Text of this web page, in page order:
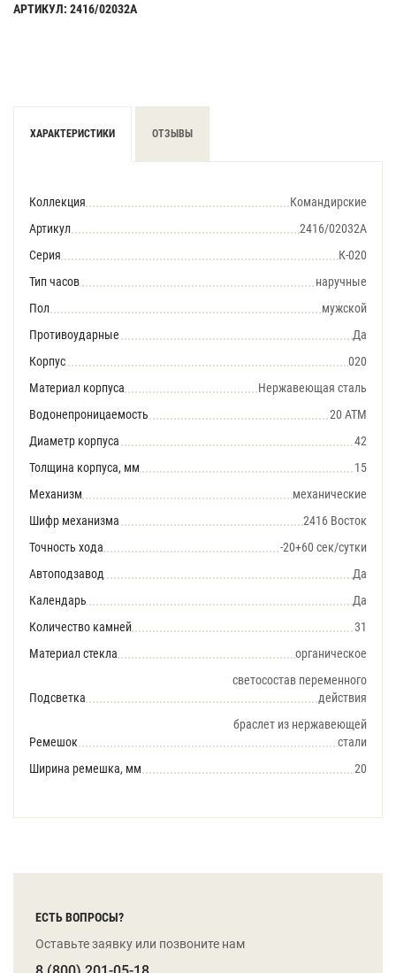
АРТИКУЛ: 2416/02032А
ХАРАКТЕРИСТИКИ ОТЗЫВЫ
Коллекция
Командирские
Артикул
2416/02032А
Серия
К-020
Тип часов
наручные
Пол
мужской
Противоударные
Да
Корпус
020
Материал корпуса
Нержавеющая сталь
Водонепроницаемость
20 АТМ
Диаметр корпуса
42
Толщина корпуса, мм
15
Механизм
механические
Шифр механизма
2416 Восток
Точность хода
-20+60 сек/сутки
Автоподзавод
Да
Календарь
Да
Количество камней
31
Материал стекла
органическое
Подсветка
светосостав переменного
действия
Ремешок
браслет из нержавеющей
стали
Ширина ремешка, мм
20
ЕСТЬ ВОПРОСЫ?
Оставьте заявку или позвоните нам